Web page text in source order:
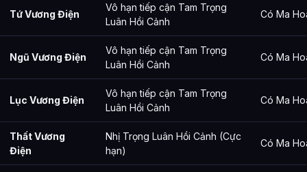
Tứ Vương Điện
Vô hạn tiếp cận Tam Trọng
Luân Hồi Cảnh
Có Ma
Ngũ Vương Điện
Vô hạn tiếp cận Tam Trọng
Luân Hồi Cảnh
Có Ma
Lục Vương Điện
Vô hạn tiếp cận Tam Trọng
Luân Hồi Cảnh
Có Ma
Thất Vương
Điện
Nhị Trọng Luân Hồi Cảnh (Cực
hạn)
Có Ma